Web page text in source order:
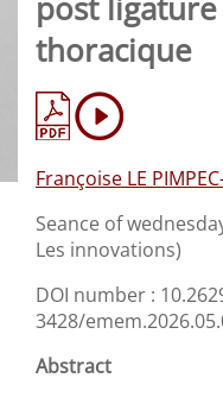
post
thoracique
Françoise LE
Seance of
Les innovations)
DOI number :
3428/
Abstract